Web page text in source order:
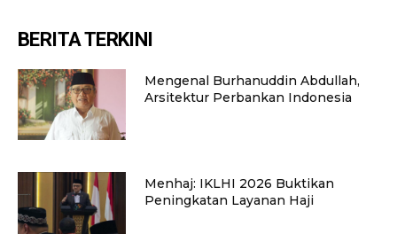
BERITA TERKINI
Mengenal Burhanuddin Abdullah,
Arsitektur Perbankan Indonesia
Menhaj: IKLHI 2026 Buktikan
Peningkatan Layanan Haji